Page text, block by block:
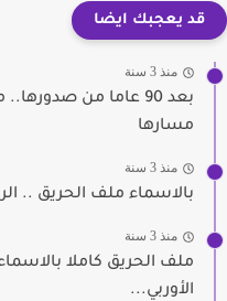
قد يعجبك ايضا
منذ 3 سنة
بعد 90 عاما من
مسارها
منذ 3 سنة
بالاسماء ملف الحريق ..
منذ 3 سنة
ملف الحريق كاملا
الأوربي...